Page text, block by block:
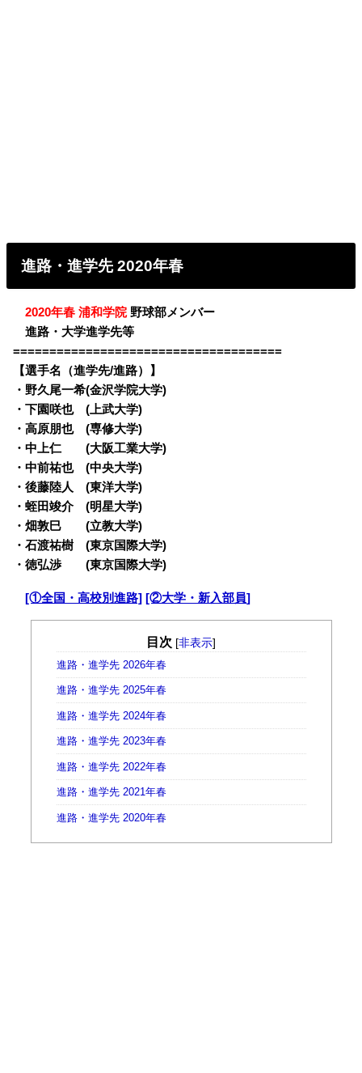
進路・進学先 2020年春
・2020年春 浦和学院野球部メンバー
・進路・大学進学先等
=====================================
【選手名（進学先/進路）】
・野久尾一希(金沢学院大学)
・下園咲也 (上武大学)
・高原朋也 (専修大学)
・中上仁 (大阪工業大学)
・中前祐也 (中央大学)
・後藤陸人 (東洋大学)
・蛭田竣介 (明星大学)
・畑敦巳 (立教大学)
・石渡祐樹 (東京国際大学)
・徳弘渉 (東京国際大学)
[①全国・高校別進路] [②大学・新入部員]
目次 [非表示]
進路・進学先 2026年春
進路・進学先 2025年春
進路・進学先 2024年春
進路・進学先 2023年春
進路・進学先 2022年春
進路・進学先 2021年春
進路・進学先 2020年春